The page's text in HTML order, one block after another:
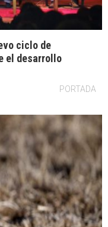
ciclo de
el desarrollo
PORTADA